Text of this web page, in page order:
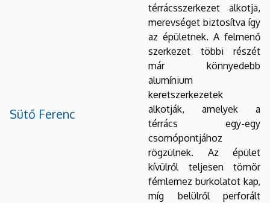
Sütő Ferenc
térrácsszerkezet alkotja,
merevséget biztosítva így
az épületnek. A felmenő
szerkezet többi részét
már könnyedebb
alumínium
keretszerkezetek
alkotják, amelyek a
térrács egy-egy
csomópontjához
rögzülnek. Az épület
kívülről teljesen tömör
fémlemez burkolatot kap,
míg belülről perforált